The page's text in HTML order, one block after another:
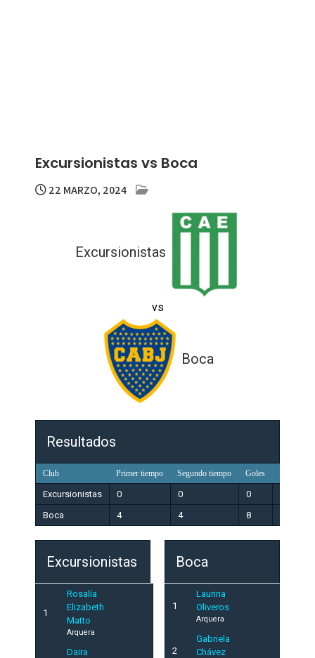
Excursionistas vs Boca
22 MARZO, 2024
Excursionistas
vs
Boca
Resultados
Club Primer tiempo Segundo tiempo Goles Resultado
Excursionistas 0 0 0
Boca
4 4 8
Excursionistas
1
Rosalía
Elizabeth
Matto
Arquera
Daira
Boca
1
Laurina
Oliveros
Arquera
2
Gabriela
Chávez